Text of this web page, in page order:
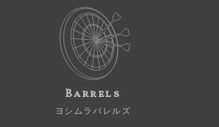
Barrels
ヨシムラバレルズ